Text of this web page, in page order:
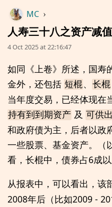
MC ›
人寿三十八之资产减值
4 Oct 2025 at 22:16:47
如同《上卷》所述，国寿
金外，还包括 短棍、 长棍
当年度交易，已经体现在
持有到到期资产 及 可供
和政府债为主，后者以政
一些股票、基金资产。（
看，长棍中，债券占6成以
从报表中，可以看出，该
2008年后（比如2009 -